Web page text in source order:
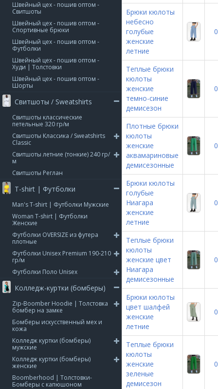
Швейный цех - пошив оптом -
Свитшоты
Швейный цех - пошив оптом -
Спортивные брюки
Швейный цех - пошив оптом -
Футболки
Швейный цех - пошив оптом -
Худи | Толстовки
Швейный цех - пошив оптом -
Шорты
Свитшоты / Sweatshirts
Свитшоты классические
петельные 320 гр/м
Свитшоты Классика / Sweatshirts
Classic
Свитшоты летние (тонкие) 240 гр/
м
Свитшоты Реглан
T-shirt | Футболки
Man's T-shirt | Футболки Мужские
Woman T-shirt | Футболки
Женские
Футболки OVERSIZE из футера
плотные
Футболки Unisex Premium 190-210
гр/м
Футболки Поло Unisex
Колледж-куртки (бомберы)
Zip-Boomber Hoodie | Толстовка
бомбер на замке
Бомберы искусственный мех и
кожа
Колледж куртки (бомберы)
мужские
Колледж куртки (бомберы)
женские
Boomberhood | Толстовки-
Бомберы с капюшоном
Брюки кюлоты
небесно
голубые
женские
летние
0
Теплые брюки
кюлоты
женские
темно-синие
демисезон
0
Плотные брюки
кюлоты
женские
аквамариновые
демисезонные
0
Брюки кюлоты
голубые
Ниагара
женские
летние
0
Теплые брюки
кюлоты
женские цвет
Ниагара
демисезонные
0
Брюки кюлоты
цвет шалфей
женские
летние
0
Теплые брюки
кюлоты
женские
зеленые
демисезон
0